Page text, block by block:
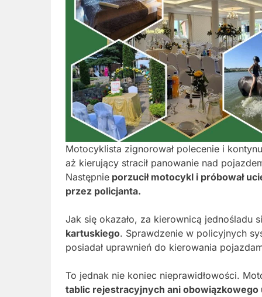
Motocyklista zignorował polecenie i
aż kierujący stracił panowanie nad
Następnie porzucił motocykl i próbował
przez policjanta.
Jak się okazało, za kierownicą jednośladu
kartuskiego. Sprawdzenie w policyjnych
posiadał uprawnień do kierowania
To jednak nie koniec nieprawidłowości.
tablic rejestracyjnych ani obowiązkowego